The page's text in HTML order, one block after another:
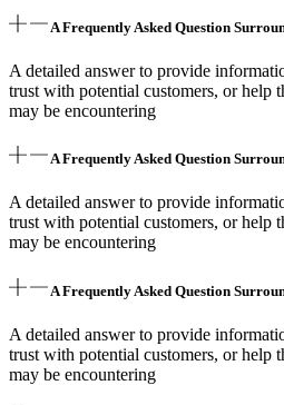
A Frequently Asked Question
A detailed answer to provide
trust with potential customers, or help
may be encountering
A Frequently Asked Question
A detailed answer to provide
trust with potential customers, or help
may be encountering
A Frequently Asked Question
A detailed answer to provide
trust with potential customers, or help
may be encountering